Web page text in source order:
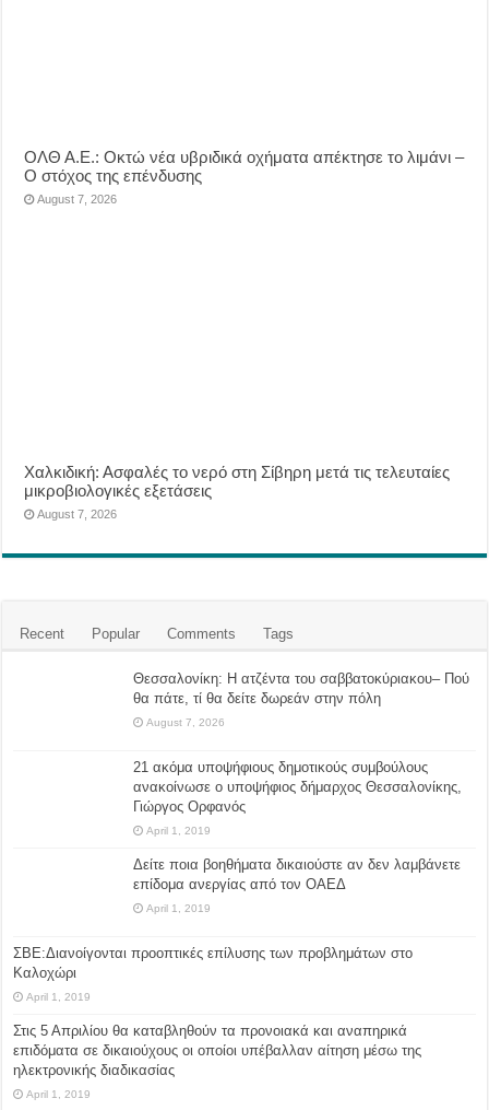
ΟΛΘ Α.Ε.: Οκτώ νέα υβριδικά οχήματα απέκτησε το λιμάνι –
Ο στόχος της επένδυσης
August 7, 2026
Χαλκιδική: Ασφαλές το νερό στη Σίβηρη μετά τις τελευταίες
μικροβιολογικές εξετάσεις
August 7, 2026
Recent Popular Comments Tags
Θεσσαλονίκη: Η ατζέντα του σαββατοκύριακου– Πού
θα πάτε, τί θα δείτε δωρεάν στην πόλη
August 7, 2026
21 ακόμα υποψήφιους δημοτικούς συμβούλους
ανακοίνωσε ο υποψήφιος δήμαρχος Θεσσαλονίκης,
Γιώργος Ορφανός
April 1, 2019
Δείτε ποια βοηθήματα δικαιούστε αν δεν λαμβάνετε
επίδομα ανεργίας από τον ΟΑΕΔ
April 1, 2019
ΣΒΕ:Διανοίγονται προοπτικές επίλυσης των προβλημάτων στο
Καλοχώρι
April 1, 2019
Στις 5 Απριλίου θα καταβληθούν τα προνοιακά και αναπηρικά
επιδόματα σε δικαιούχους οι οποίοι υπέβαλλαν αίτηση μέσω της
ηλεκτρονικής διαδικασίας
April 1, 2019